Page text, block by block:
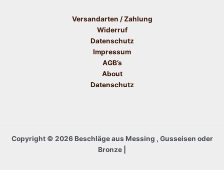
Versandarten / Zahlung
Widerruf
Datenschutz
Impressum
AGB’s
About
Datenschutz
Copyright © 2026 Beschläge aus Messing , Gusseisen oder
Bronze |